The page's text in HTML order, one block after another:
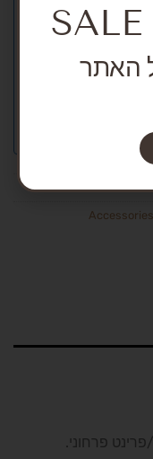
Accessories
פרחוני.